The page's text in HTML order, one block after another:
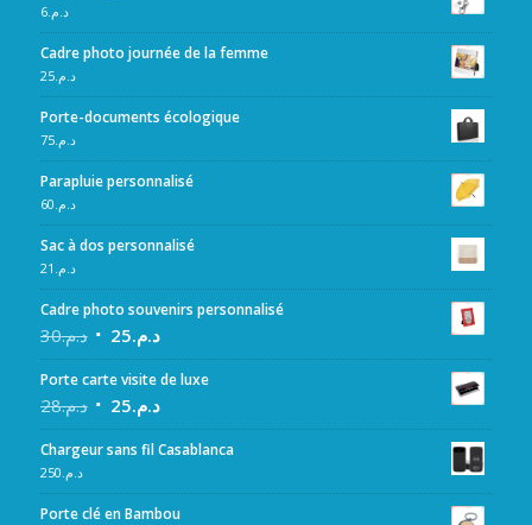
د.م.6
Cadre photo journée de la femme
د.م.25
Porte-documents écologique
د.م.75
Parapluie personnalisé
د.م. 60
Sac à dos personnalisé
د.م. 21
Cadre photo souvenirs personnalisé
د.م.30 د.م.25
Porte carte visite de luxe
د.م.28 د.م.25
Chargeur sans fil Casablanca
د.م. 250
Porte clé en Bambou